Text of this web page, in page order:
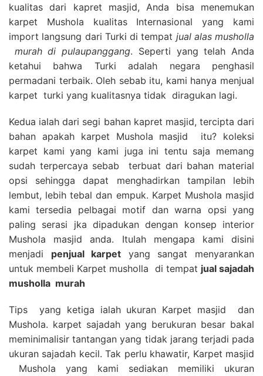
kualitas dari kapret masjid, Anda bisa menemukan
karpet Mushola kualitas Internasional yang kami
import langsung dari Turki di tempat jual alas musholla
murah di pulaupanggang. Seperti yang telah Anda
ketahui bahwa Turki adalah negara penghasil
permadani terbaik. Oleh sebab itu, kami hanya menjual
karpet turki yang kualitasnya tidak diragukan lagi.
Kedua ialah dari segi bahan kapret masjid, tercipta dari
bahan apakah karpet Mushola masjid itu? koleksi
karpet kami yang kami juga ini tentu saja memang
sudah terpercaya sebab terbuat dari bahan material
opsi sehingga dapat menghadirkan tampilan lebih
lembut, lebih tebal dan empuk. Karpet Mushola masjid
kami tersedia pelbagai motif dan warna opsi yang
paling serasi jka dipadukan dengan konsep interior
Mushola masjid anda. Itulah mengapa kami disini
menjadi penjual karpet yang sangat menyarankan
untuk membeli Karpet musholla di tempat jual sajadah
musholla murah
Tips yang ketiga ialah ukuran Karpet masjid dan
Mushola. karpet sajadah yang berukuran besar bakal
meminimalisir tantangan yang tidak jarang terjadi pada
ukuran sajadah kecil. Tak perlu khawatir, Karpet masjid
Mushola yang kami sediakan memiliki ukuran